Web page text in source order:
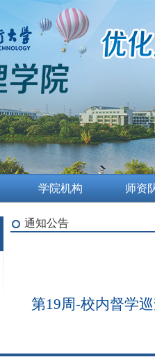
学院机构 师资
通知公告
第19周-校内督学